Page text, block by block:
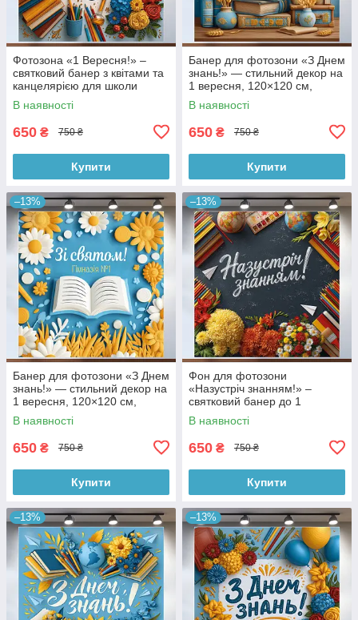
Фотозона «1 Вересня!» –
святковий банер з квітами та
канцелярією для школи
120x120см, №41116
В наявності
650 ₴ 750 ₴
Купити
Банер для фотозони «З Днем
знань!» — стильний декор на
1 вересня, 120×120 см,
№41018
В наявності
650 ₴ 750 ₴
Купити
–13%
Банер для фотозони «З Днем
знань!» — стильний декор на
1 вересня, 120×120 см,
№41019
В наявності
650 ₴ 750 ₴
Купити
–13%
Фон для фотозони
«Назустріч знанням!» –
святковий банер до 1
Вересня для школи
120x120см, №41124
В наявності
650 ₴ 750 ₴
Купити
–13% –13%